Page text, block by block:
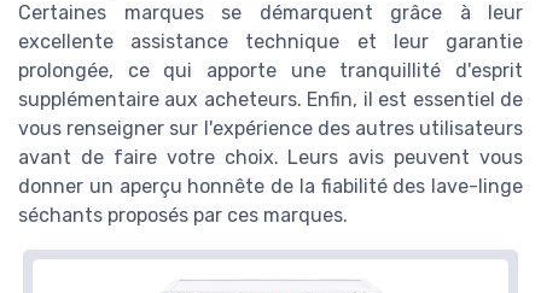
Certaines marques se démarquent grâce à leur
excellente assistance technique et leur garantie
prolongée, ce qui apporte une tranquillité d'esprit
supplémentaire aux acheteurs. Enfin, il est essentiel de
vous renseigner sur l'expérience des autres utilisateurs
avant de faire votre choix. Leurs avis peuvent vous
donner un aperçu honnête de la fiabilité des lave-linge
séchants proposés par ces marques.